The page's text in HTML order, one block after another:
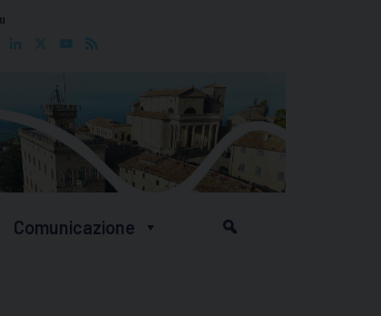
Instagram
LinkedIn YouTube
Comunicazione